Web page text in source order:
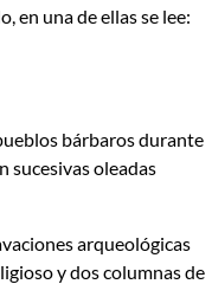
en una de ellas se lee:
bárbaros durante
sucesivas oleadas
arqueológicas
y dos columnas de